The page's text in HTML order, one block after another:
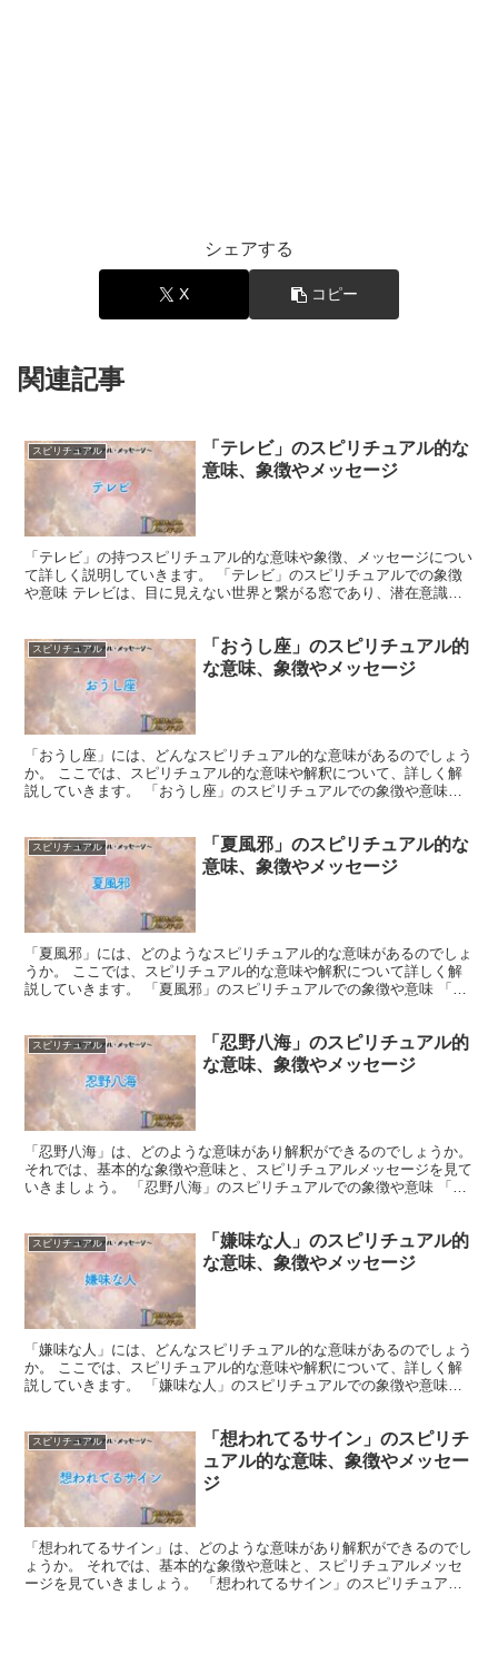
シェアする
X コピー
関連記事
スピリチュアル
「テレビ」のスピリチュアル的な
意味、象徴やメッセージ
「テレビ」の持つスピリチュアル的な意味や象徴、メッセージについ
て詳しく説明していきます。 「テレビ」のスピリチュアルでの象徴
や意味 テレビは、目に見えない世界と繋がる窓であり、潜在意識に
スピリチュアル
「おうし座」のスピリチュアル的
な意味、象徴やメッセージ
「おうし座」には、どんなスピリチュアル的な意味があるのでしょう
か。 ここでは、スピリチュアル的な意味や解釈について、詳しく解
説していきます。 「おうし座」のスピリチュアルでの象徴や意味
スピリチュアル
「夏風邪」のスピリチュアル的な
意味、象徴やメッセージ
「夏風邪」には、どのようなスピリチュアル的な意味があるのでしょ
うか。 ここでは、スピリチュアル的な意味や解釈について詳しく解
説していきます。 「夏風邪」のスピリチュアルでの象徴や意味 「夏
スピリチュアル
「忍野八海」のスピリチュアル的
な意味、象徴やメッセージ
「忍野八海」は、どのような意味があり解釈ができるのでしょうか。
それでは、基本的な象徴や意味と、スピリチュアルメッセージを見て
いきましょう。 「忍野八海」のスピリチュアルでの象徴や意味 「忍
スピリチュアル
「嫌味な人」のスピリチュアル的
な意味、象徴やメッセージ
「嫌味な人」には、どんなスピリチュアル的な意味があるのでしょう
か。 ここでは、スピリチュアル的な意味や解釈について、詳しく解
説していきます。 「嫌味な人」のスピリチュアルでの象徴や意味
スピリチュアル
「想われてるサイン」のスピリチ
ュアル的な意味、象徴やメッセー
ジ
「想われてるサイン」は、どのような意味があり解釈ができるのでし
ょうか。 それでは、基本的な象徴や意味と、スピリチュアルメッセ
ージを見ていきましょう。 「想われてるサイン」のスピリチュアル